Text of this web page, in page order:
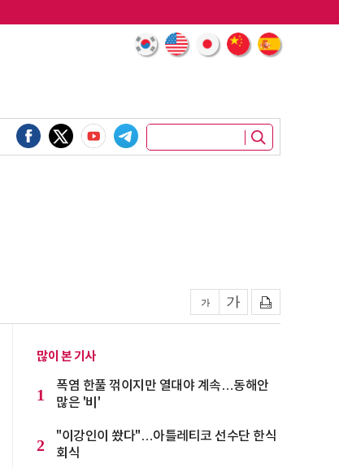
많이 본 기사
1
폭염 한풀 꺾이지만 열대야 계속…동해안
많은 '비'
2
"이강인이 쐈다"…아틀레티코 선수단 한식
회식